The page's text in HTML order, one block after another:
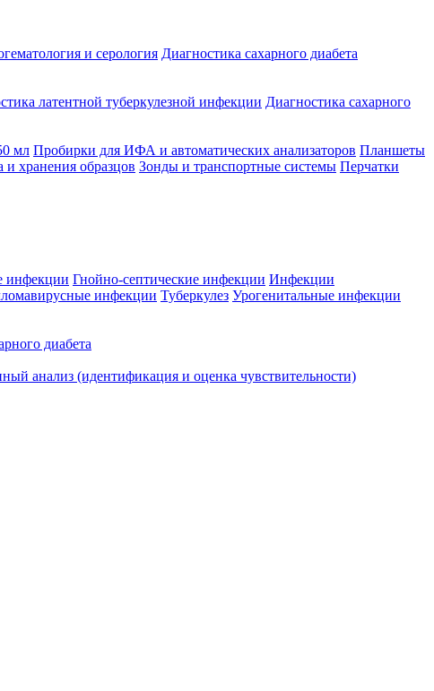
и серология Диагностика сахарного диабета
латентной туберкулезной инфекции Диагностика сахарного
мл Пробирки для ИФА и автоматических анализаторов Планшеты
и хранения образцов Зонды и транспортные системы Перчатки
инфекции Гнойно-септические инфекции Инфекции
инфекции Туберкулез Урогенитальные инфекции
диабета
анализ (идентификация и оценка чувствительности)